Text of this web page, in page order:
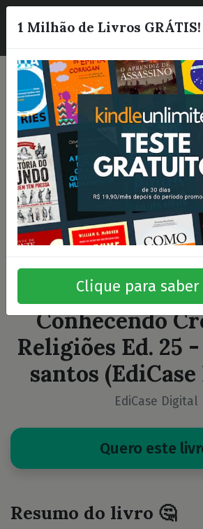
Conhecendo
Religiões Ed. 25
santos
EdiCase Digital
Quero este
Resumo do livro 🤔
1 Milhão de Livros GRÁTIS!
Clique para